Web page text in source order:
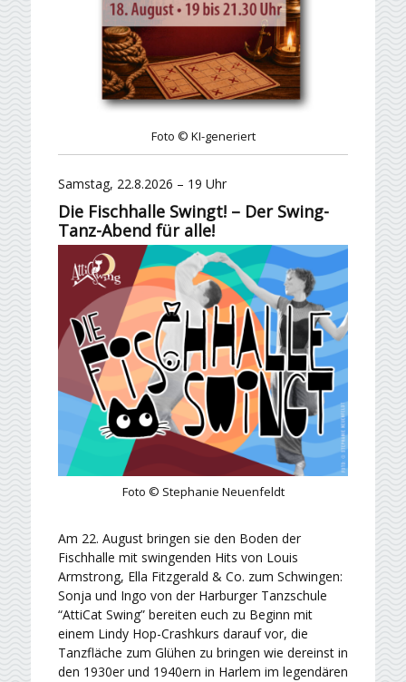
Foto © KI-generiert
Samstag, 22.8.2026 – 19 Uhr
Die Fischhalle Swingt! – Der Swing-
Tanz-Abend für alle!
Foto © Stephanie Neuenfeldt
Am 22. August bringen sie den Boden der
Fischhalle mit swingenden Hits von Louis
Armstrong, Ella Fitzgerald & Co. zum Schwingen:
Sonja und Ingo von der Harburger Tanzschule
“AttiCat Swing” bereiten euch zu Beginn mit
einem Lindy Hop-Crashkurs darauf vor, die
Tanzfläche zum Glühen zu bringen wie dereinst in
den 1930er und 1940ern in Harlem im legendären